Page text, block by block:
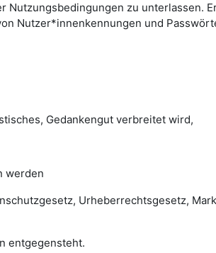
Nutzungsbedingungen zu unterlassen.
Nutzer*innenkennungen und
Gedankengut verbreitet wird,
werden
Urheberrechtsgesetz,
entgegensteht.